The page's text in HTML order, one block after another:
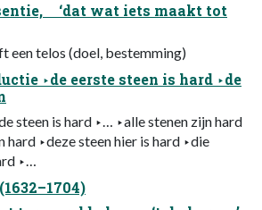
‘dat wat iets maakt tot
een telos (doel, bestemming)
‣de eerste steen is hard ‣de
steen is hard ‣… ‣alle stenen zijn hard
hard ‣deze steen hier is hard ‣die
‣…